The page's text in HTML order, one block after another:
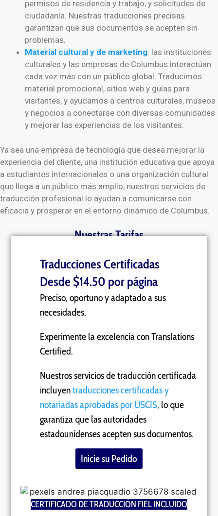
permisos de residencia y trabajo, y solicitudes de
ciudadanía. Nuestras traducciones precisas
garantizan que sus documentos se acepten sin
problemas.
Material cultural y de marketing: las instituciones
culturales y las empresas de Columbus interactúan
cada vez más con un público global. Traducimos
material promocional, sitios web y guías para
visitantes, y ayudamos a centros culturales, museos
y negocios a conectarse con diversas comunidades
y mejorar las experiencias de los visitantes.
Ya sea una empresa de tecnología que desea mejorar la
experiencia del cliente, una institución educativa que apoya
a estudiantes internacionales o una organización cultural
que llega a un público más amplio, nuestros servicios de
traducción profesional lo ayudan a comunicarse con
eficacia y prosperar en el entorno dinámico de Columbus.
Nuestras Tarifas
Traducciones Certificadas
Desde $14.50 por página
Preciso, oportuno y adaptado a sus
necesidades.
Experimente la excelencia con Translations
Certified.
Nuestros servicios de traducción certificada
incluyentraducciones certificadas y
notariadas aprobadas por USCIS, lo que
garantiza que las autoridades
estadounidenses acepten sus documentos.
Inicie su Pedido
CERTIFICADO DE TRADUCCIÓN FIEL INCLUIDO